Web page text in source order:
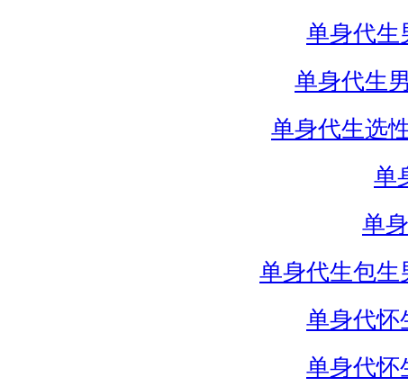
单身代生
单身代生
单身代生选
单
单
单身代生包生
单身代怀
单身代怀